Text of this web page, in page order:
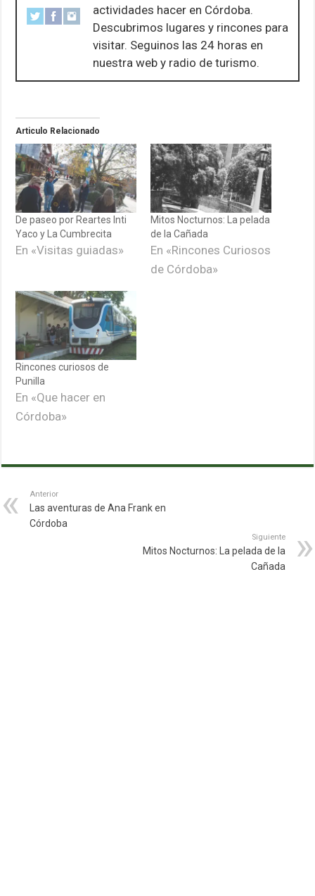
actividades hacer en Córdoba.
Descubrimos lugares y rincones para
visitar. Seguinos las 24 horas en
nuestra web y radio de turismo.
Articulo Relacionado
De paseo por Reartes Inti
Yaco y La Cumbrecita
En «Visitas guiadas»
Mitos Nocturnos: La pelada
de la Cañada
En «Rincones Curiosos
de Córdoba»
Rincones curiosos de
Punilla
En «Que hacer en
Córdoba»
Anterior
Las aventuras de Ana Frank en
Córdoba
Siguiente
Mitos Nocturnos: La pelada de la
Cañada